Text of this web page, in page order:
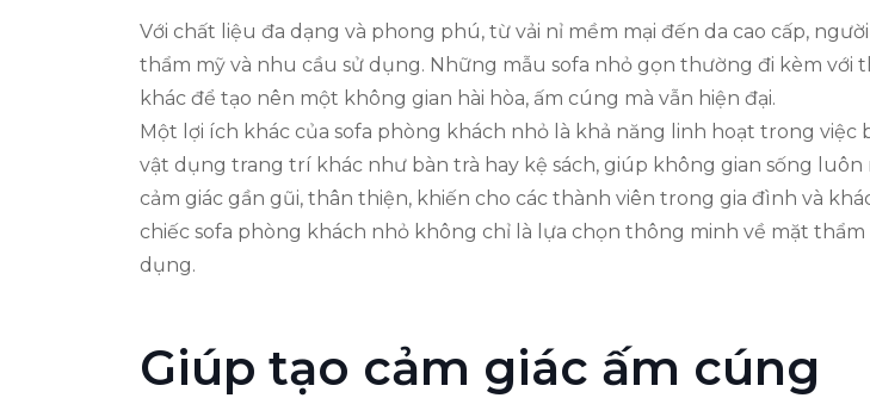
Với chất liệu đa dạng và phong phú, từ vải nỉ mềm mại đến da cao cấp,
thẩm mỹ và nhu cầu sử dụng. Những mẫu sofa nhỏ gọn thường đi kèm
khác để tạo nên một không gian hài hòa, ấm cúng mà vẫn hiện đại.
Một lợi ích khác của sofa phòng khách nhỏ là khả năng linh hoạt trong
vật dụng trang trí khác như bàn trà hay kệ sách, giúp không gian sống
cảm giác gần gũi, thân thiện, khiến cho các thành viên trong gia đình và
chiếc sofa phòng khách nhỏ không chỉ là lựa chọn thông minh về mặt
dụng.
Giúp tạo cảm giác ấm cúng